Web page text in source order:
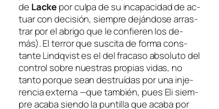
de Lackepor cul­pa de su in­ca­pa­ci­dad de ac­
tuar con de­ci­sión, siem­pre de­ján­do­se arras­
trar por el abri­go que le con­fie­ren los de­
más). El te­rror que sus­ci­ta de for­ma cons­
tan­te Lindqvist es el del fra­ca­so ab­so­lu­to del
con­trol so­bre nues­tras pro­pias vi­das, no
tan­to por­que sean des­truí­das por una in­je­
ren­cia ex­ter­na —que tam­bién, pues Eli siem­
pre aca­ba sien­do la pun­ti­lla que aca­ba por